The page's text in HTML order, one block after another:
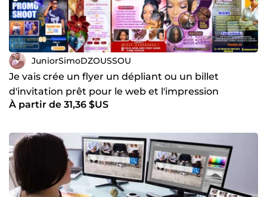
JuniorSimoDZOUSSOU
Je vais crée un flyer un dépliant ou un billet
d'invitation prêt pour le web et l'impression
À partir de 31,36 $US